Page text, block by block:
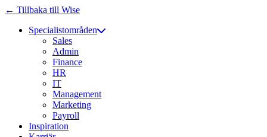
← Tillbaka till Wise
Specialistområden
Sales
Admin
Finance
HR
IT
Management
Marketing
Payroll
Inspiration